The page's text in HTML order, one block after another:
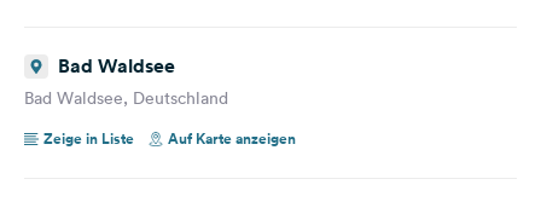
Bad Waldsee
Bad Waldsee, Deutschland
Zeige in Liste
Auf Karte anzeigen